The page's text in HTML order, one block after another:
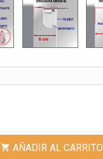
 AÑADIR AL CARRITO